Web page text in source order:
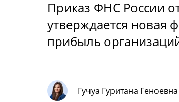
Приказ ФНС России
утверждается новая
прибыль
Гучуа Гуритана Геноевна